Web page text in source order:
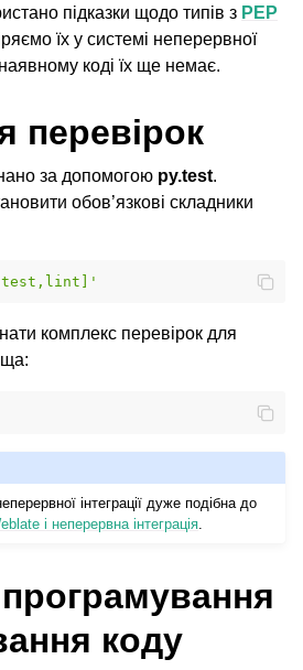
з налаштовування
підказки щодо типів з PEP
їх у системі неперервної
наявному коді їх ще немає.
перевірок
за допомогою py.test.
обов’язкові складники
комплекс перевірок для
інтеграції дуже подібна до
і неперервна інтеграція
коду